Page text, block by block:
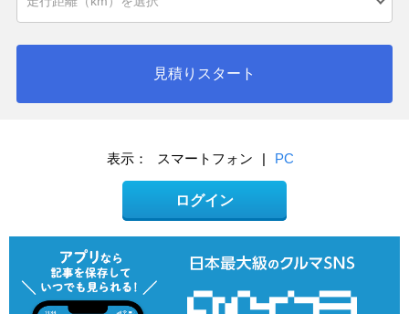
見積りスタート
表示： スマートフォン | PC
ログイン